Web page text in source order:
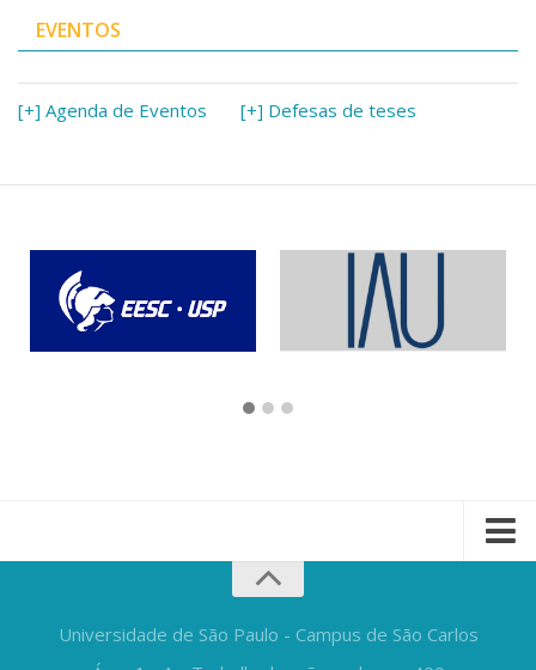
EVENTOS
[+] Agenda de Eventos [+] Defesas de teses
Universidade de São Paulo - Campus de São Carlos